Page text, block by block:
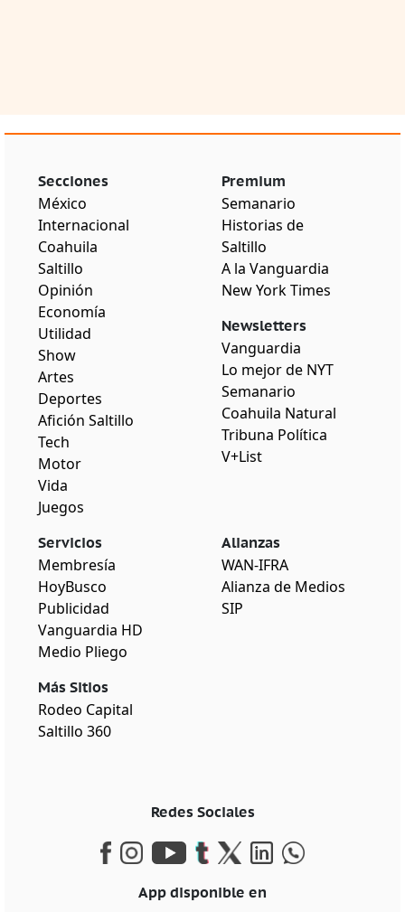
Secciones
México
Internacional
Coahuila
Saltillo
Opinión
Economía
Utilidad
Show
Artes
Deportes
Afición Saltillo
Tech
Motor
Vida
Juegos
Premium
Semanario
Historias de
Saltillo
A la Vanguardia
New York Times
Newsletters
Vanguardia
Lo mejor de NYT
Semanario
Coahuila Natural
Tribuna Política
V+List
Servicios
Membresía
HoyBusco
Publicidad
Vanguardia HD
Medio Pliego
Más Sitios
Rodeo Capital
Saltillo 360
Alianzas
WAN-IFRA
Alianza de Medios
SIP
Redes Sociales
App disponible en